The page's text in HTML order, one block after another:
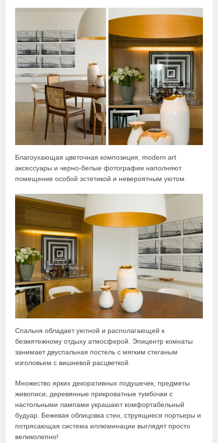
Благоухающая цветочная композиция, modern art
аксессуары и черно-белые фотографии наполняют
помещение особой эстетикой и невероятным уютом.
Спальня обладает уютной и располагающей к
безмятежному отдыху атмосферой. Эпицентр комнаты
занимает двуспальная постель с мягким стеганым
изголовьем с вишневой расцветкой.
Множество ярких декоративных подушечек, предметы
живописи, деревянные прикроватные тумбочки с
настольными лампами украшают комфортабельный
будуар. Бежевая облицовка стен, струящиеся портьеры и
потрясающая система иллюминации выглядят просто
великолепно!